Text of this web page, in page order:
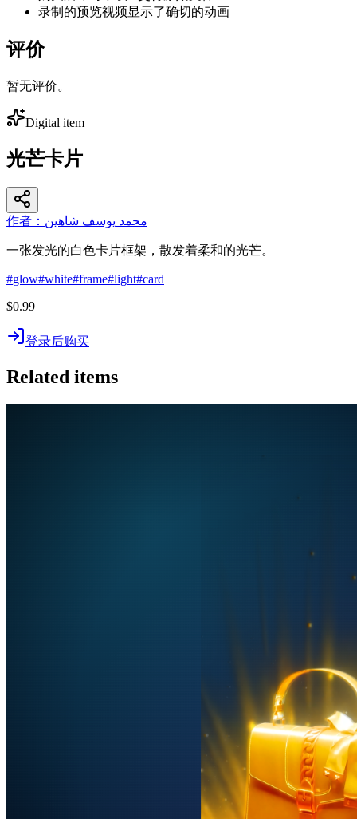
录制的预览视频显示了确切的动画
评价
暂无评价。
Digital item
光芒卡片
作者：محمد يوسف شاهين
一张发光的白色卡片框架，散发着柔和的光芒。
#glow#white#frame#light#card
$0.99
登录后购买
Related items